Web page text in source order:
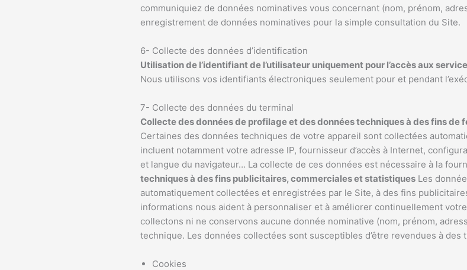
communiquiez de données nominatives vous concernant (nom, prénom,
enregistrement de données nominatives pour la simple consultation du Site.
6- Collecte des données d’identification
Utilisation de l’identifiant de l’utilisateur uniquement pour l’accès aux
Nous utilisons vos identifiants électroniques seulement pour et
7- Collecte des données du terminal
Collecte des données de profilage et des données techniques à des fins de
Certaines des données techniques de votre appareil sont collectées
incluent notamment votre adresse IP, fournisseur d’accès à Internet,
et langue du navigateur… La collecte de ces données est nécessaire à la
techniques à des fins publicitaires, commerciales et statistiques Les
automatiquement collectées et enregistrées par le Site, à des fins
informations nous aident à personnaliser et à améliorer continuellement
collectons ni ne conservons aucune donnée nominative (nom, prénom,
technique. Les données collectées sont susceptibles d’être revendues à
Cookies